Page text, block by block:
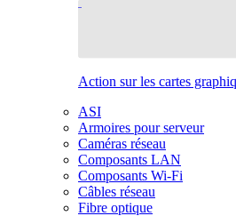
Action sur les cartes
ASI
Armoires pour serveur
Caméras réseau
Composants LAN
Composants Wi-Fi
Câbles réseau
Fibre optique